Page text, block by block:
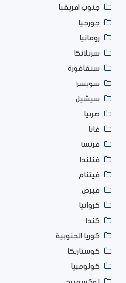
جنوب افريقيا
جورجيا
رومانيا
سريلانكا
سنغافورة
سويسرا
سيشيل
صربيا
غانا
فرنسا
فنلندا
فيتنام
قبرص
كرواتيا
كندا
كوريا الجنوبية
كوستاريكا
كولومبيا